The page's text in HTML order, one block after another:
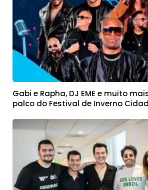
Gabi e Rapha, DJ EME e muito
palco do Festival de Inverno